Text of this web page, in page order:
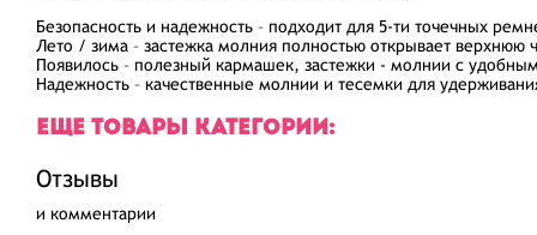
Безопасность и надежность – подходит для 5-ти точечных
Лето / зима – застежка молния полностью открывает верхнюю
Появилось – полезный кармашек, застежки - молнии с
Надежность – качественные молнии и тесемки для
ЕЩЕ ТОВАРЫ КАТЕГОРИИ:
Отзывы
и комментарии